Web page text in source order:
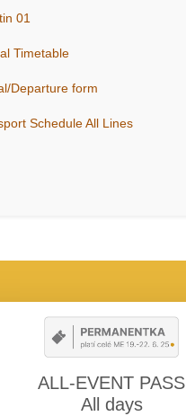
01
Timetable
Departure form
Schedule All Lines
ALL-EVENT PASS
All days